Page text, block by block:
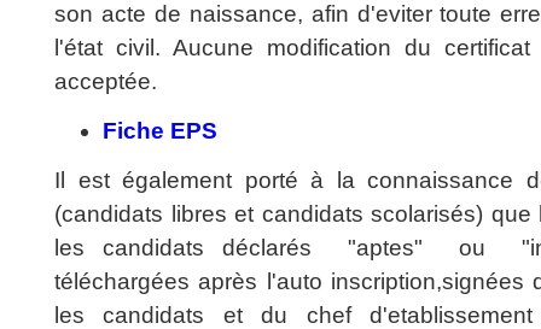
son acte de naissance, afin d'eviter toute
l'état civil. Aucune modification du
acceptée.
Fiche EPS
Il est également porté à la connaissance
(candidats libres et candidats scolarisés)
les candidats déclarés "aptes" ou
téléchargées après l'auto inscription,signées
les candidats et du chef